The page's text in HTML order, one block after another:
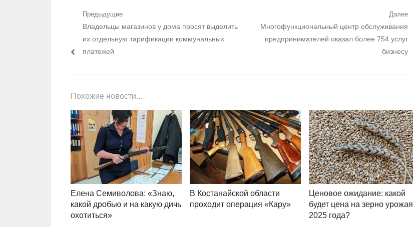
Навигация по записям
Предыдущие
Предыдущий пост:
Владельцы магазинов у дома просят выделить
их отдельную тарификации коммунальных
платежей
Далее
Следующий пост:
Многофункциональный центр обслуживания
предпринимателей оказал более 754 услуг
бизнесу
Похожие новости...
Елена Семиволова: «Знаю,
какой дробью и на какую дичь
охотиться»
В Костанайской области
проходит операция «Кару»
Ценовое ожидание: какой
будет цена на зерно урожая
2025 года?